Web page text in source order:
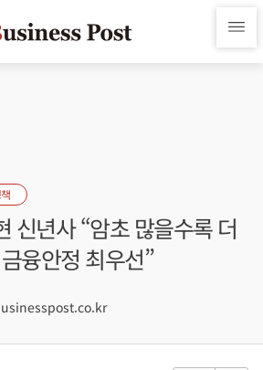
신년사 “암초 많을수록 더
융안정 최우선”